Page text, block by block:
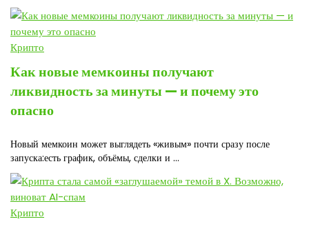
Крипто
Как новые мемкоины получают
ликвидность за минуты — и почему это
опасно
Новый мемкоин может выглядеть «живым» почти сразу после
запуска:есть график, объёмы, сделки и ...
Крипто